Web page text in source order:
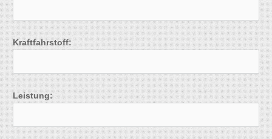
Kraftfahrstoff:
Leistung: